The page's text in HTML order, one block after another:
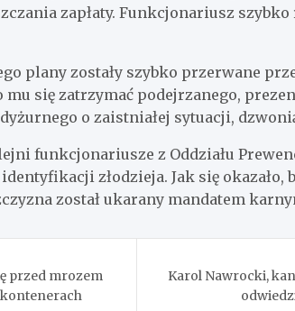
zapłaty. Funkcjonariusz szybko
plany zostały szybko przerwane
się zatrzymać podejrzanego,
o zaistniałej sytuacji,
funkcjonariusze z Oddziału
złodzieja. Jak się okazało,
został ukarany mandatem
przed mrozem
Karol Nawrocki,